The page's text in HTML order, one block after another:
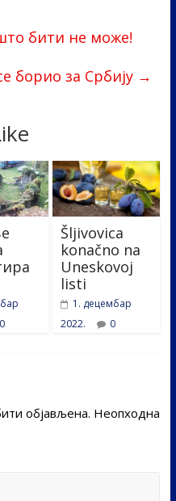
e
бити не може!
борио за Србију →
0
Šljivovica
konačno na
Uneskovoj
listi
1. децембар
2022.
0
објављена. Неопходна